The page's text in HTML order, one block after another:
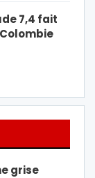
7,4 fait
grise